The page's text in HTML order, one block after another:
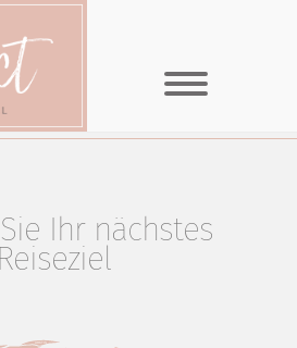
MENÜ
Ihr nächstes
Reiseziel
ARKTIS